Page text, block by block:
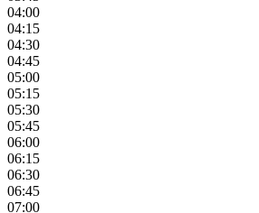
04:00
04:15
04:30
04:45
05:00
05:15
05:30
05:45
06:00
06:15
06:30
06:45
07:00